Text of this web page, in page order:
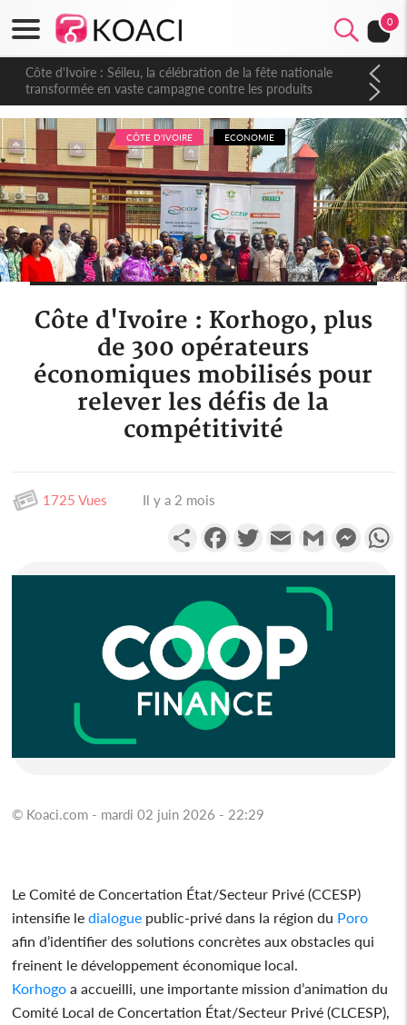
0
Côte d'Ivoire : Séileu, la célébration de la fête nationale
transformée en vaste campagne contre les produits
dépigmentants dangereux
CÔTE D'IVOIRE ECONOMIE
Côte d'Ivoire : Korhogo, plus
de 300 opérateurs
économiques mobilisés pour
relever les défis de la
compétitivité
1725 Vues Il y a 2 mois
PartagerFacebookTwitterEmail Gmail
© Koaci.com - mardi 02 juin 2026 - 22:29
Le Comité de Concertation État/Secteur Privé (CCESP)
intensifie le dialogue public-privé dans la région du Poro
afin d’identifier des solutions concrètes aux obstacles qui
freinent le développement économique local.
Korhogo a accueilli, une importante mission d’animation du
Comité Local de Concertation État/Secteur Privé (CLCESP),